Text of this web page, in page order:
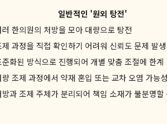
일반적인 '원외 탕전'
러 한의원의 처방을 모아 대량으로 탕전
제 과정을 직접 확인하기 어려워 신뢰도 문제 발
화된 방식으로 진행되어 개별 맞춤 조절에 한계
량 조제 과정에서 약재 혼입 또는 교차 오염 가능
방과 조제 주체가 분리되어 책임 소재가 불분명할